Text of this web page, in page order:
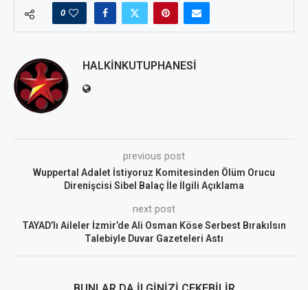
0
HALKINKUTUPHANESI
previous post
Wuppertal Adalet İstiyoruz Komitesinden Ölüm Orucu
Direnişcisi Sibel Balaç İle İlgili Açıklama
next post
TAYAD’lı Aileler İzmir’de Ali Osman Köse Serbest Bırakılsın
Talebiyle Duvar Gazeteleri Astı